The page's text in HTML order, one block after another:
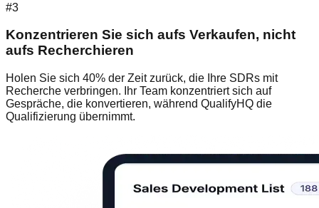
#3
Konzentrieren Sie sich aufs Verkaufen, nicht
aufs Recherchieren
Holen Sie sich 40% der Zeit zurück, die Ihre SDRs mit
Recherche verbringen. Ihr Team konzentriert sich auf
Gespräche, die konvertieren, während QualifyHQ die
Qualifizierung übernimmt.